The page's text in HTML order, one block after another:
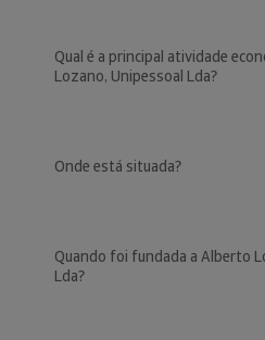
Qual é a principal atividade
Lozano, Unipessoal Lda?
Onde está situada?
Quando foi fundada a Alberto
Lda?